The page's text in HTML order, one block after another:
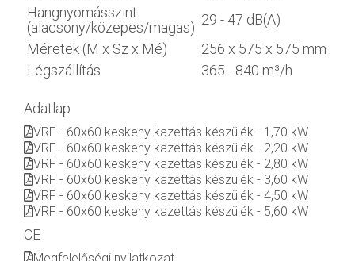
Hangnyomásszint
(alacsony/közepes/magas) 29 - 47 dB(A)
Méretek (M x Sz x Mé)
256 x 575 x 575 mm
Légszállítás
365 - 840 m³/h
Adatlap
VRF - 60x60 keskeny kazettás készülék - 1,70 kW
VRF - 60x60 keskeny kazettás készülék - 2,20 kW
VRF - 60x60 keskeny kazettás készülék - 2,80 kW
VRF - 60x60 keskeny kazettás készülék - 3,60 kW
VRF - 60x60 keskeny kazettás készülék - 4,50 kW
VRF - 60x60 keskeny kazettás készülék - 5,60 kW
CE
Megfelelőségi nyilatkozat